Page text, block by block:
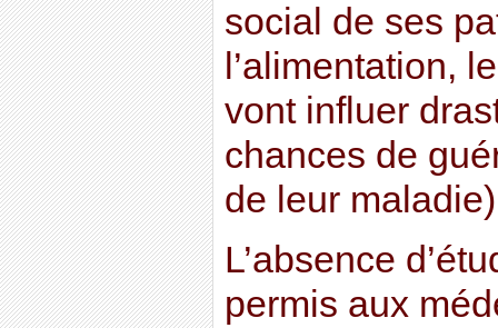
social de ses
l’alimentation,
vont influer
chances de
de leur
L’absence
permis aux